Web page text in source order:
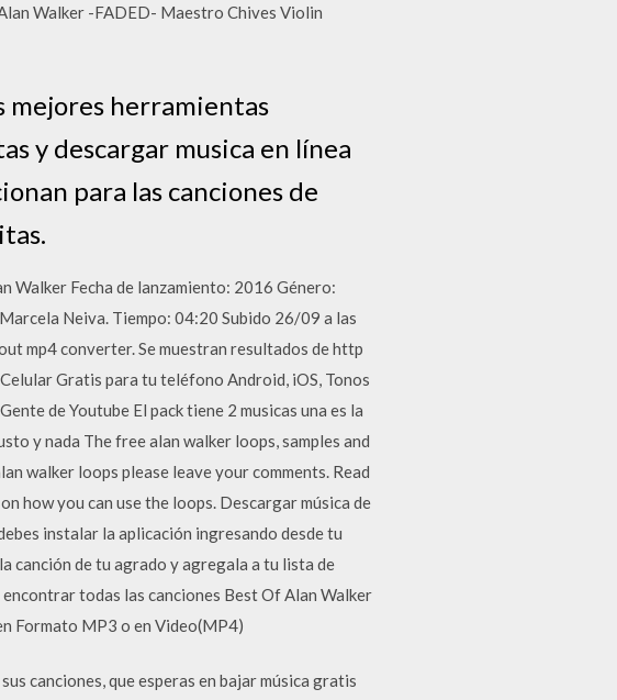
Walker -FADED- Maestro Chives Violin
mejores herramientas
y descargar musica en línea
para las canciones de
Walker Fecha de lanzamiento: 2016 Género:
Neiva. Tiempo: 04:20 Subido 26/09 a las
mp4 converter. Se muestran resultados de http
Gratis para tu teléfono Android, iOS, Tonos
de Youtube El pack tiene 2 musicas una es la
y nada The free alan walker loops, samples and
walker loops please leave your comments. Read
how you can use the loops. Descargar música de
instalar la aplicación ingresando desde tu
canción de tu agrado y agregala a tu lista de
todas las canciones Best Of Alan Walker
Formato MP3 o en Video(MP4)
canciones, que esperas en bajar música gratis